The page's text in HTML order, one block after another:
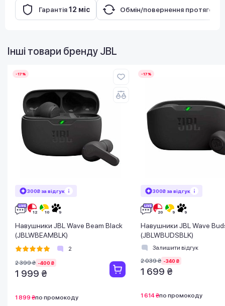
Гарантія12 міс Обмін/повернення протягом
Інші товари бренду JBL
-17%
300₴ за відгук
Навушники JBL Wave Beam Black
(JBLWBEAMBLK)
2
2 399 ₴ -400 ₴
1 999 ₴
1 899 ₴по промокоду
-17%
300₴ за відгук
Навушники JBL Wave
(JBLWBUDSBLK)
Залишити відгук
2 039 ₴ -340 ₴
1 699 ₴
1 614 ₴по промокоду